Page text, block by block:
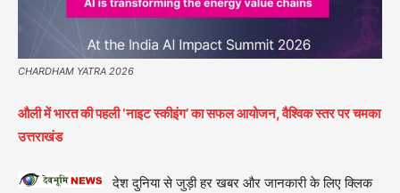
CHARDHAM YATRA 2026
औली में भारत की पहली ‘नाइट स्कीइंग’ का सफल आयोजन, वैश्विक स्तर पर चमका
उत्तराखंड
देश दुनिया से जुड़ी हर खबर और जानकारी के लिए क्लिक